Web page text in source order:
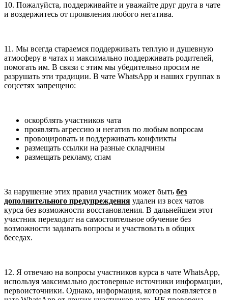
10. Пожалуйста, поддерживайте и уважайте друг друга в чате
и воздержитесь от проявления любого негатива.
11. Мы всегда стараемся поддерживать теплую и душевную
атмосферу в чатах и максимально поддерживать родителей,
помогать им. В связи с этим мы убедительно просим не
разрушать эти традиции. В чате WhatsApp и наших группах в
соцсетях запрещено:
оскорблять участников чата
проявлять агрессию и негатив по любым вопросам
провоцировать и поддерживать конфликты
размещать ссылки на разные складчины
размещать рекламу, спам
За нарушение этих правил участник может быть без
дополнительного предупреждения удален из всех чатов
курса без возможности восстановления. В дальнейшем этот
участник переходит на самостоятельное обучение без
возможности задавать вопросы и участвовать в общих
беседах.
12. Я отвечаю на вопросы участников курса в чате WhatsApp,
используя максимально достоверные источники информации,
первоисточники. Однако, информация, которая появляется в